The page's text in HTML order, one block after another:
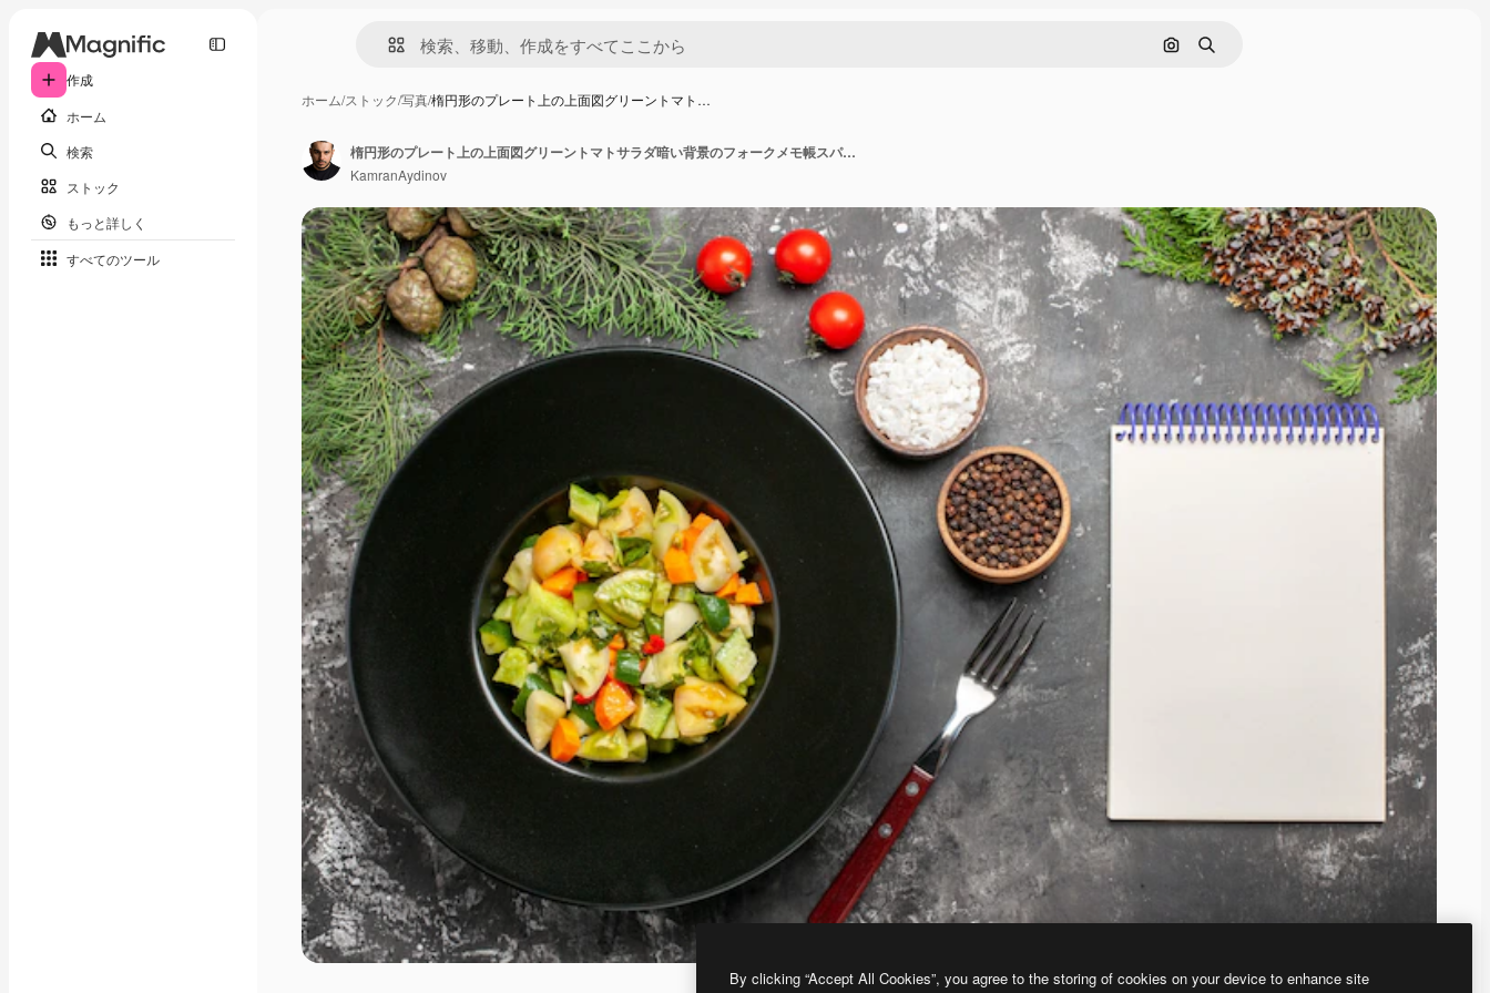
作成
ホーム
検索
ストック
もっと詳しく
すべてのツール
画像で検索
検索
ホーム/ストック/写真/楕円形のプレート上の上面図グリーントマト…
楕円形のプレート上の上面図グリーントマトサラダ暗い背景のフォークメモ帳スパイス
KamranAydinov
By clicking “Accept All Cookies”, you agree to the storing of cookies on your device to enhance site